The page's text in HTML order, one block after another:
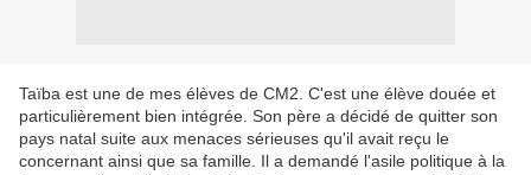
Taïba est une de mes élèves de CM2. C'est une élève douée et
particulièrement bien intégrée. Son père a décidé de quitter son
pays natal suite aux menaces sérieuses qu'il avait reçu le
concernant ainsi que sa famille. Il a demandé l'asile politique à la